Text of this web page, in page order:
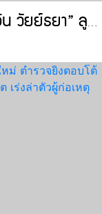
หาดใหญ่ | สุดเศร้าญาติรับศพ “แอ๊น วัยย์ธยา” ลูก 3 ขวบ